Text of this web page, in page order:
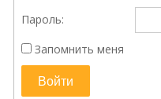
Пароль:
Запомнить меня
Войти